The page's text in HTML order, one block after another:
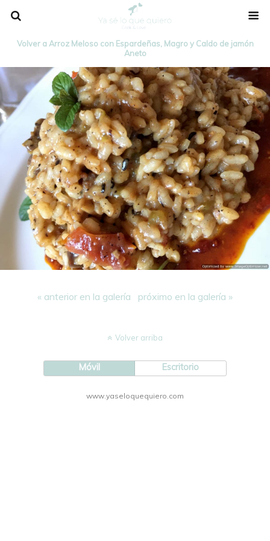
Volver a Arroz Meloso con Espardeñas, Magro y Caldo de jamón
Aneto
« anterior en la galería próximo en la galería »
Volver arriba
Móvil Escritorio
www.yaseloquequiero.com